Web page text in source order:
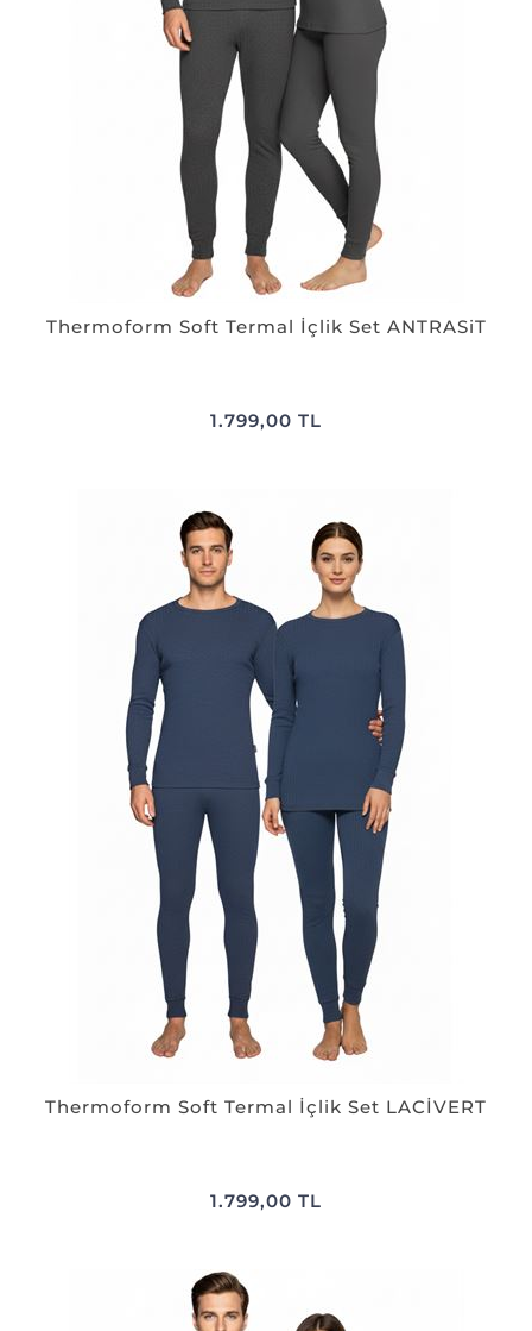
Thermoform Soft Termal İçlik Set ANTRASiT
1.799,00 TL
Thermoform Soft Termal İçlik Set LACİVERT
1.799,00 TL